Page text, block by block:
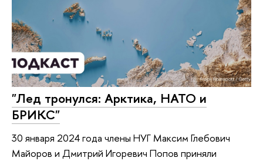
"Лед тронулся: Арктика, НАТО и
БРИКС"
30 января 2024 года члены НУГ Максим Глебович
Майоров и Дмитрий Игоревич Попов приняли